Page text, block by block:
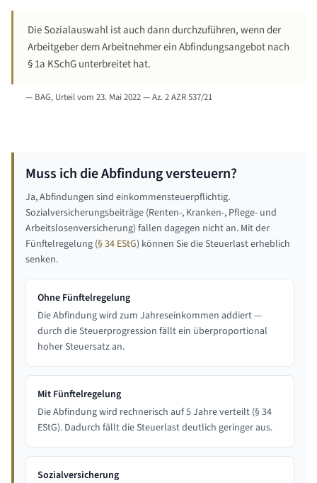
Die Sozialauswahl ist auch dann durchzuführen, wenn der
Arbeitgeber dem Arbeitnehmer ein Abfindungsangebot nach
§ 1a KSchG unterbreitet hat.
— BAG, Urteil vom 23. Mai 2022 — Az. 2 AZR 537/21
Muss ich die Abfindung versteuern?
Ja, Abfindungen sind einkommensteuerpflichtig.
Sozialversicherungsbeiträge (Renten-, Kranken-, Pflege- und
Arbeitslosenversicherung) fallen dagegen nicht an. Mit der
Fünftelregelung (§ 34 EStG) können Sie die Steuerlast erheblich
senken.
Ohne Fünftelregelung
Die Abfindung wird zum Jahreseinkommen addiert —
durch die Steuerprogression fällt ein überproportional
hoher Steuersatz an.
Mit Fünftelregelung
Die Abfindung wird rechnerisch auf 5 Jahre verteilt (§ 34
EStG). Dadurch fällt die Steuerlast deutlich geringer aus.
Sozialversicherung